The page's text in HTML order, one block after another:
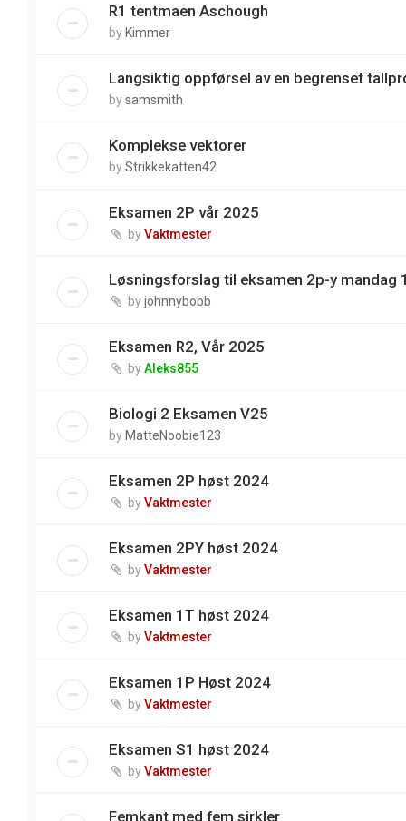
R1 tentmaen Aschough
by Kimmer
Langsiktig oppførsel av en begrenset
bysamsmith
Komplekse vektorer
byStrikkekatten42
Eksamen 2P vår 2025
byVaktmester
Løsningsforslag til eksamen 2p-y mandag
byjohnnybobb
Eksamen R2, Vår 2025
byAleks855
Biologi 2 Eksamen V25
by MatteNoobie123
Eksamen 2P høst 2024
byVaktmester
Eksamen 2PY høst 2024
byVaktmester
Eksamen 1T høst 2024
byVaktmester
Eksamen 1P Høst 2024
byVaktmester
Eksamen S1 høst 2024
byVaktmester
Femkant med fem sirkler